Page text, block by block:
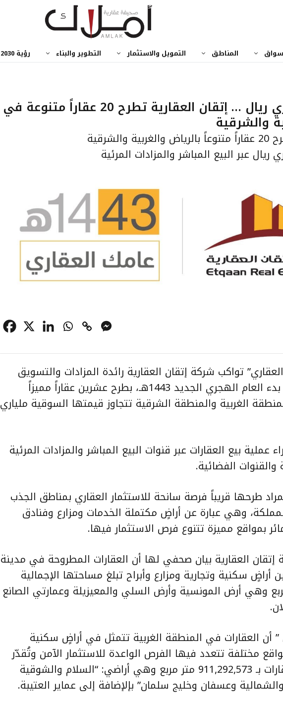
المناطق التمويل والاستثمار التطوير والبناء رؤية 2030
بأكثر من ملياري ريال … إتقان العقارية تطرح 20 عقاراً متنوعة في
والشرقية
إتقان العقارية تطرح 20 عقاراً متنوعاً بالرياض والغربية والشرقية
ريال عبر البيع المباشر والمزادات المرئية
تواكب شركة إتقان العقارية رائدة المزادات والتسويق
العقاري بالمملكة بدء العام الهجري الجديد 1443هـ، بطرح عشرين عقاراً مميزاً
الغربية والمنطقة الشرقية تتجاوز قيمتها السوقية ملياري
عملية بيع العقارات عبر قنوات البيع المباشر والمزادات المرئية
الفضائية.
طرحها قريباً فرصة سانحة للاستثمار العقاري بمناطق الجذب
وهي عبارة عن أراضٍ مكتملة الخدمات ومزارع وفنادق
بمواقع مميزة تتنوع فرص الاستثمار فيها.
العقارية بيان صحفي لها أن العقارات المطروحة في مدينة
أراضٍ سكنية وتجارية ومزارع وأبراح تبلغ مساحتها الإجمالية
متر مربع وهي أرض المونسية وأرض السلي والمعيزيلة وعمارتي الصانع
” أن العقارات في المنطقة الغربية تتمثل في أراضٍ سكنية
مختلفة تتعدد فيها الفرص الواعدة للاستثمار الآمن وتُقدّر
مساحة جميع العقارات بـ 911,292,573 متر مربع وهي أراضي: “السلام والشوقية
والشمالية وعسفان وخليج سلمان” بإلإضافة إلى عماير العتيبة.